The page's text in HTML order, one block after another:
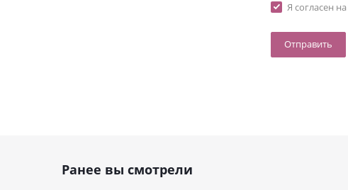
Я согласен на
Ранее вы смотрели